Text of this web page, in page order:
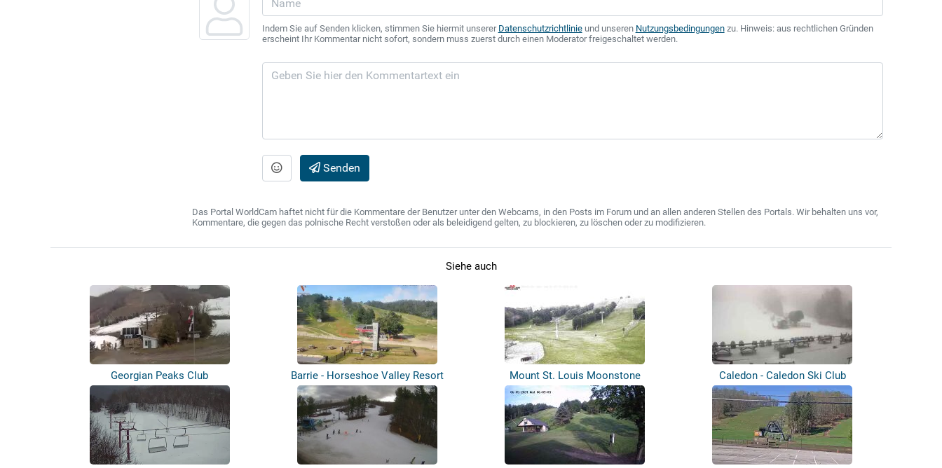
Indem Sie auf Senden klicken, stimmen Sie hiermit unserer Datenschutzrichtlinieund unseren Nutzungsbedingungenzu. Hinweis: aus rechtlichen Gründen
erscheint Ihr Kommentar nicht sofort, sondern muss zuerst durch einen Moderator freigeschaltet werden.
Senden
Das Portal WorldCam haftet nicht für die Kommentare der Benutzer unter den Webcams, in den Posts im Forum und an allen anderen Stellen des Portals. Wir behalten uns vor,
Kommentare, die gegen das polnische Recht verstoßen oder als beleidigend gelten, zu blockieren, zu löschen oder zu modifizieren.
Siehe auch
Georgian Peaks Club Barrie - Horseshoe Valley Resort Mount St. Louis Moonstone Caledon - Caledon Ski Club